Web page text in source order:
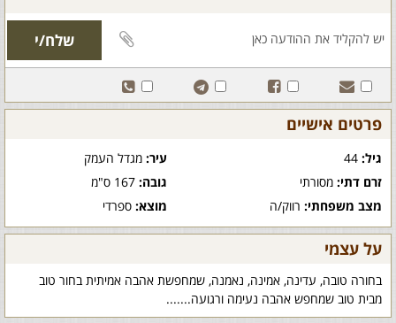
פרטים אישיים
גיל: עיר:מגדל העמק
זרם דתי: מסורתי גובה:167 ס"מ
מצב משפחתי: רווק/ה מוצא:ספרדי
על עצמי
בחורה טובה, עדינה, אמינה, נאמנה, שמחפשת אהבה אמיתית בחור טוב
מבית טוב שמחפש אהבה נעימה ורגועה.......